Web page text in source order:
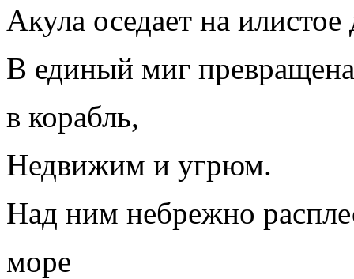
Акула оседает на илистое
В единый миг превращена
в корабль,
Недвижим и угрюм.
Над ним небрежно
море